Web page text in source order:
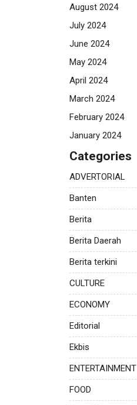
August 2024
July 2024
June 2024
May 2024
April 2024
March 2024
February 2024
January 2024
Categories
ADVERTORIAL
Banten
Berita
Berita Daerah
Berita terkini
CULTURE
ECONOMY
Editorial
Ekbis
ENTERTAINMENT
FOOD